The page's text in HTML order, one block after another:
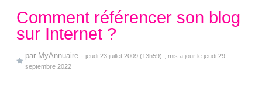
Comment référencer son blog
sur Internet ?
par MyAnnuaire - jeudi 23 juillet 2009 (13h59)
, mis a jour le jeudi 29
septembre 2022